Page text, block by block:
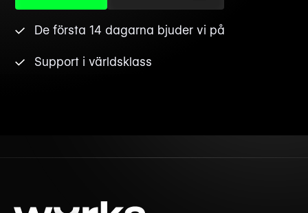
De första 14 dagarna bjuder vi på
Support i världsklass